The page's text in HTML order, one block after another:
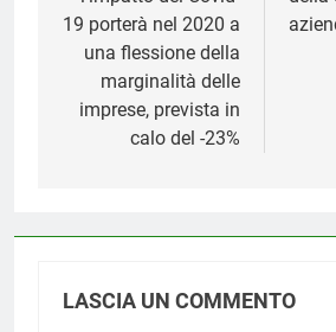
19 porterà nel 2020 a
una flessione della
marginalità delle
imprese, prevista in
calo del -23%
LASCIA UN COMMENTO